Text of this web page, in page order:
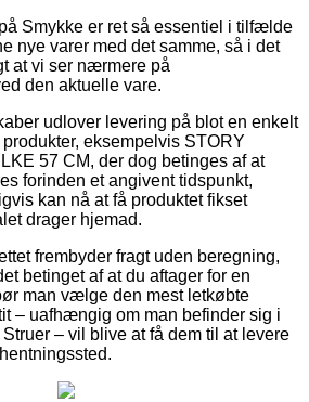
Smykke er ret så essentiel i tilfælde
nye varer med det samme, så i det
at vi ser nærmere på
den aktuelle vare.
udlover levering på blot en enkelt
eksempelvis STORY
57 CM, der dog betinges af at
forinden et angivent tidspunkt,
kan nå at få produktet fikset
drager hjemad.
frembyder fragt uden beregning,
betinget af at du aftager for en
man vælge den mest letkøbte
– uafhængig om man befinder sig i
– vil blive at få dem til at levere